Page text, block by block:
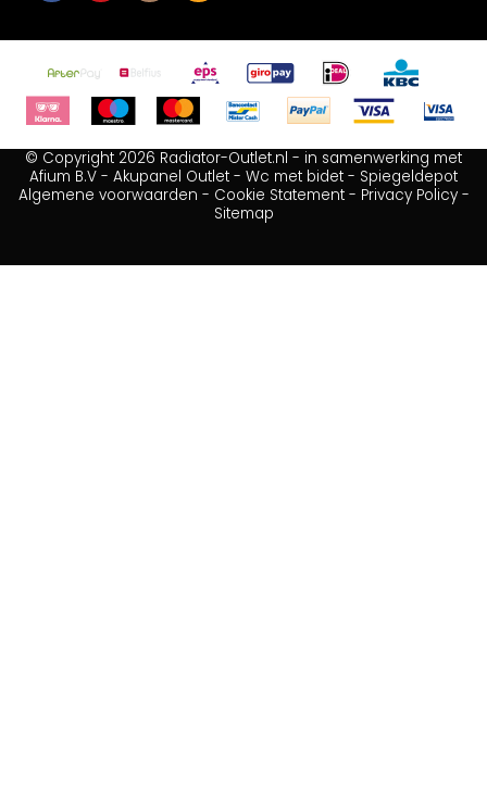
© Copyright 2026 Radiator-Outlet.nl - in samenwerking met
Afium B.V - Akupanel Outlet - Wc met bidet - Spiegeldepot
Algemene voorwaarden - Cookie Statement- Privacy Policy-
Sitemap